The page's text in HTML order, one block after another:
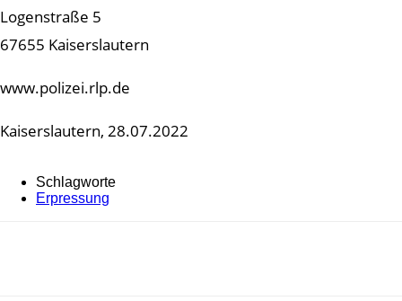
Logenstraße 5
67655 Kaiserslautern
www.polizei.rlp.de
Kaiserslautern, 28.07.2022
Schlagworte
Erpressung